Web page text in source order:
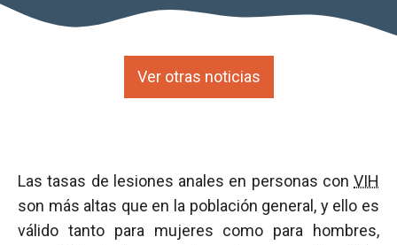
Ver otras noticias
Las tasas de lesiones anales en personas con VIH
son más altas que en la población general, y ello es
válido tanto para mujeres como para hombres,